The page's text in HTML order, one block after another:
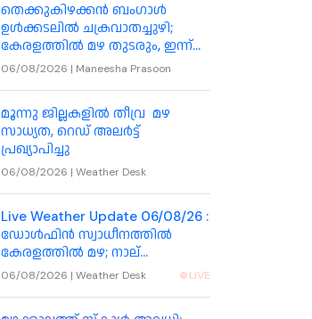
തെക്കുകിഴക്കൻ ബംഗാൾ
ഉൾക്കടലിൽ ചക്രവാതച്ചുഴി;
കേരളത്തിൽ മഴ തുടരും, ഇന്ന്
മൂന്ന് ജില്ലകളിൽ അതിതീവ്ര
06/08/2026 | Maneesha Prasoon
മൂന്നു ജില്ലകളിൽ തീവ്ര മഴ
സാധ്യത, റെഡ് അലർട്ട്
പ്രഖ്യാപിച്ചു
06/08/2026 | Weather Desk
Live Weather Update 06/08/26 :
ഡോൾഫിൻ സ്വാധീനത്തിൽ
കേരളത്തിൽ മഴ; നാല്
ജില്ലകളിലെ വിദ്യാഭ്യാസ
06/08/2026 | Weather Desk LIVE